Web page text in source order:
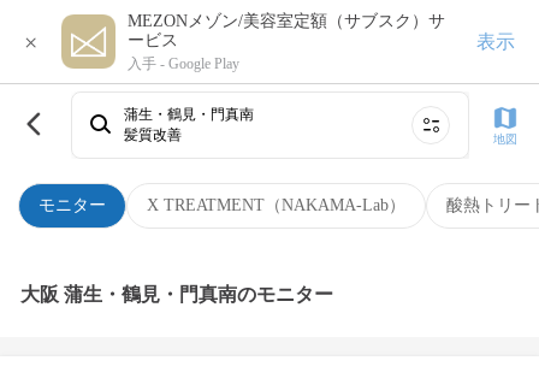
×
MEZONメゾン/美容室定額（サブスク）サ
ービス
入手 - Google Play
表示
モニター X TREATMENT（NAKAMA-Lab） 酸熱トリー
蒲生・鶴見・門真南
髪質改善
地図
大阪 蒲生・鶴見・門真南のモニター